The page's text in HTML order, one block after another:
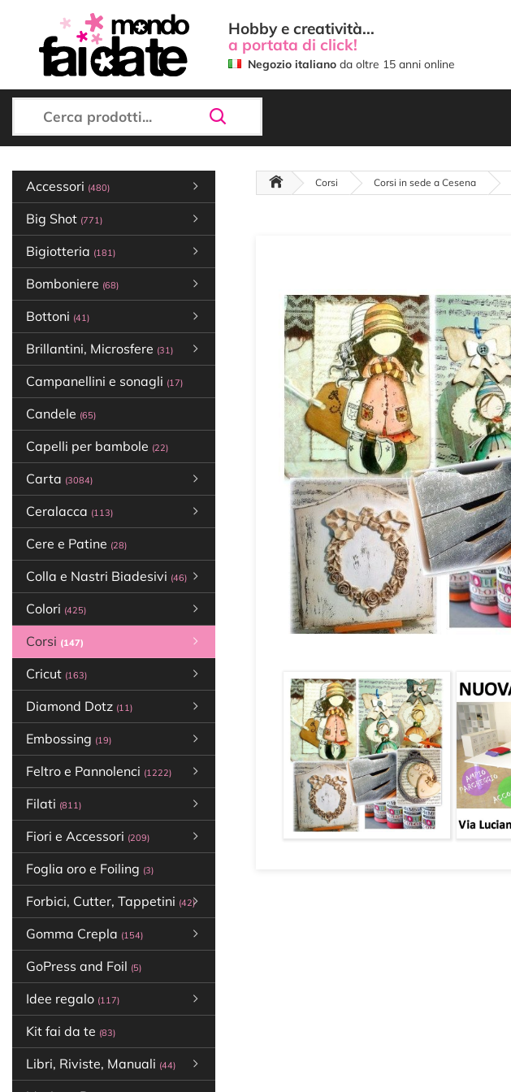
Hobby e creatività...
a portata di click!
Negozio italiano da oltre 15 anni online
Accessori (480)
Big Shot (771)
Bigiotteria (181)
Bomboniere (68)
Bottoni (41)
Brillantini, Microsfere (31)
Campanellini e sonagli (17)
Candele (65)
Capelli per bambole (22)
Carta (3084)
Ceralacca (113)
Cere e Patine (28)
Colla e Nastri Biadesivi (46)
Colori (425)
Corsi (147)
Cricut (163)
Diamond Dotz (11)
Embossing (19)
Feltro e Pannolenci (1222)
Filati (811)
Fiori e Accessori (209)
Foglia oro e Foiling (3)
Forbici, Cutter, Tappetini (42)
Gomma Crepla (154)
GoPress and Foil (5)
Idee regalo (117)
Kit fai da te (83)
Libri, Riviste, Manuali (44)
Corsi Corsi in sede a Cesena